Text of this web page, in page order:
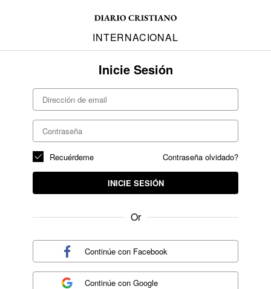
INTERNACIONAL
Inicie Sesión
Contraseña olvidado?
Recuérdeme
INICIE SESIÓN
Or
Continúe con Facebook
Continúe conGoogle